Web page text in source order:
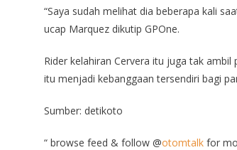
“Saya sudah melihat dia beberapa kali
ucap Marquez dikutip GPOne.
Rider kelahiran Cervera itu juga tak
itu menjadi kebanggaan tersendiri bagi
Sumber: detikoto
“ browse feed & follow @otomtalk for